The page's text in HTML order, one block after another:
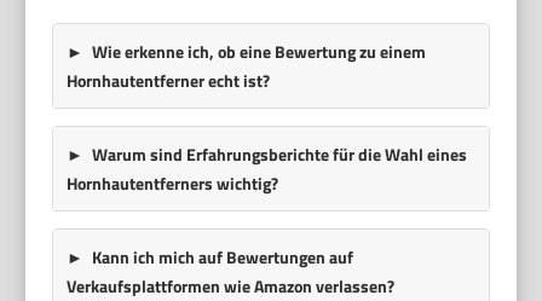
Wie erkenne ich, ob eine Bewertung zu einem
Hornhautentferner echt ist?
Warum sind Erfahrungsberichte für die Wahl eines
Hornhautentferners wichtig?
Kann ich mich auf Bewertungen auf
Verkaufsplattformen wie Amazon verlassen?